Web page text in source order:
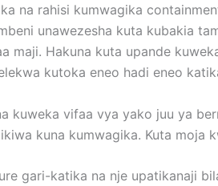
na rahisi kumwagika
unawezesha kuta kubakia
maji. Hakuna kuta upande
kutoka eneo hadi eneo
kuweka vifaa vya yako juu ya
kuna kumwagika. Kuta moja
gari-katika na nje upatikanaji